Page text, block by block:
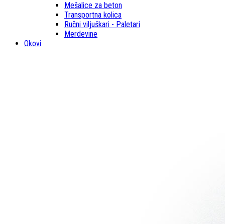
Mešalice za beton
Transportna kolica
Ručni viljuškari - Paletari
Merdevine
Okovi